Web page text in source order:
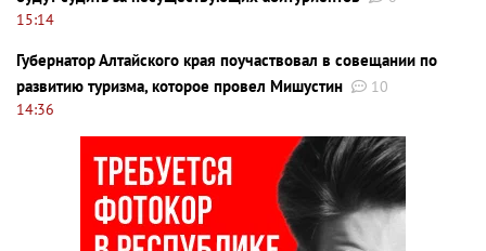
15:14
Губернатор Алтайского края поучаствовал в совещании по
развитию туризма, которое провел Мишустин
10
14:36